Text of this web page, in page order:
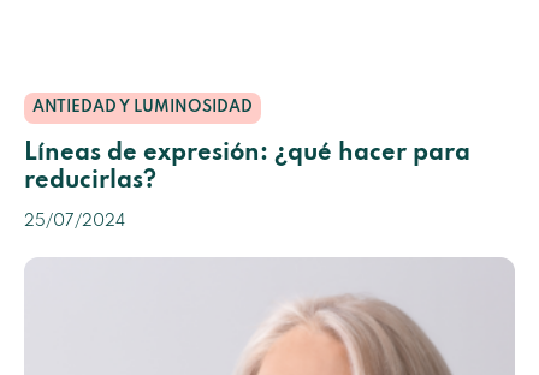
ANTIEDAD Y LUMINOSIDAD
Líneas de expresión: ¿qué hacer para
reducirlas?
25/07/2024